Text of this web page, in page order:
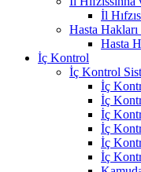
İl
Hasta
Hasta
İç Kontrol
İç Kontrol
İç
İç
İç
İç
İç
İç